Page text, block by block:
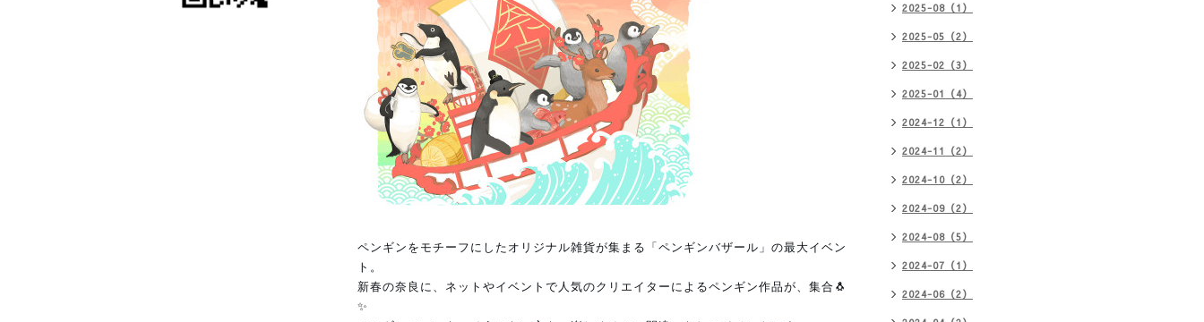
ペンギンをモチーフにしたオリジナル雑貨が集まる「ペンギンバザール」の最大イベン
ト。
新春の奈良に、ネットやイベントで人気のクリエイターによるペンギン作品が、集合🐧
✨
2025-08（1）
2025-05（2）
2025-02（3）
2025-01（4）
2024-12（1）
2024-11（2）
2024-10（2）
2024-09（2）
2024-08（5）
2024-07（1）
2024-06（2）